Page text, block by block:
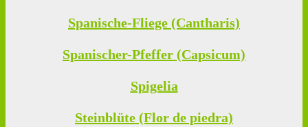
Spanische-Fliege (Cantharis)
Spanischer-Pfeffer (Capsicum)
Spigelia
Steinblüte (Flor de piedra)